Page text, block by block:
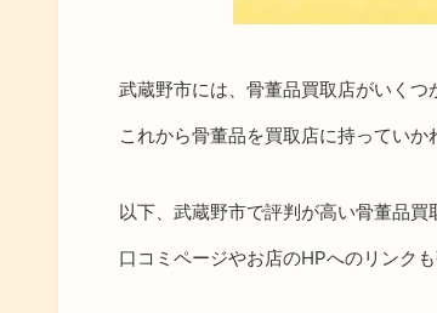
武蔵野市には、骨董品買取店がいくつ
これから骨董品を買取店に持っていか
以下、武蔵野市で評判が高い骨董品買
口コミページやお店のHPへのリンク